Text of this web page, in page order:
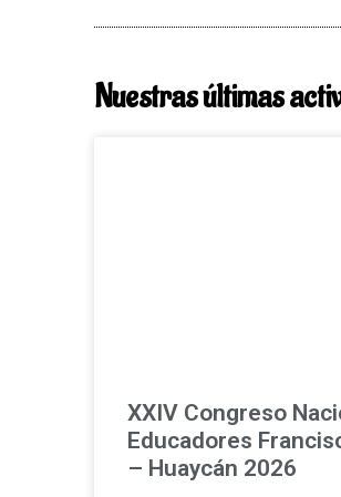
Nuestras últimas
XXIV Congreso
Educadores
– Huaycán 2026